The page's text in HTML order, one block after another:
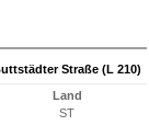
Straße (L 210)
Land
ST